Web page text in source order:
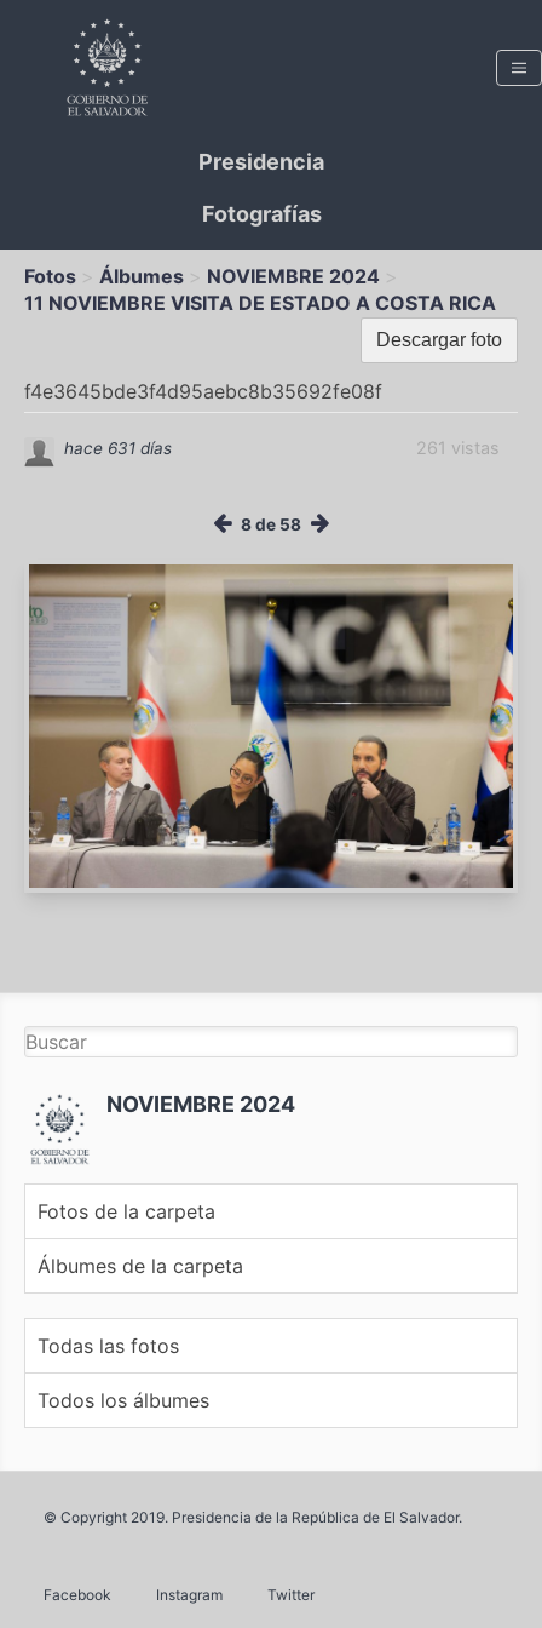
Presidencia
Fotografías
Fotos Álbumes
NOVIEMBRE 2024
11 NOVIEMBRE VISITA DE ESTADO A COSTA RICA
Descargar foto
f4e3645bde3f4d95aebc8b35692fe08f
261 vistas
hace 631 días
8 de 58
NOVIEMBRE 2024
Fotos de la carpeta
Álbumes de la carpeta
Todas las fotos
Todos los álbumes
© Copyright 2019. Presidencia de la República de El Salvador.
Facebook Instagram Twitter